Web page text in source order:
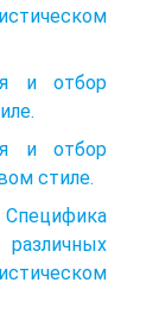
и отбор
и отбор
стиле.